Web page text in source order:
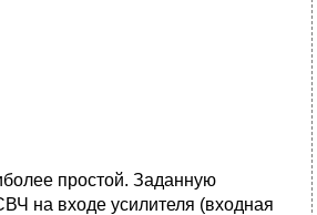
простой. Заданную
на входе усилителя (входная